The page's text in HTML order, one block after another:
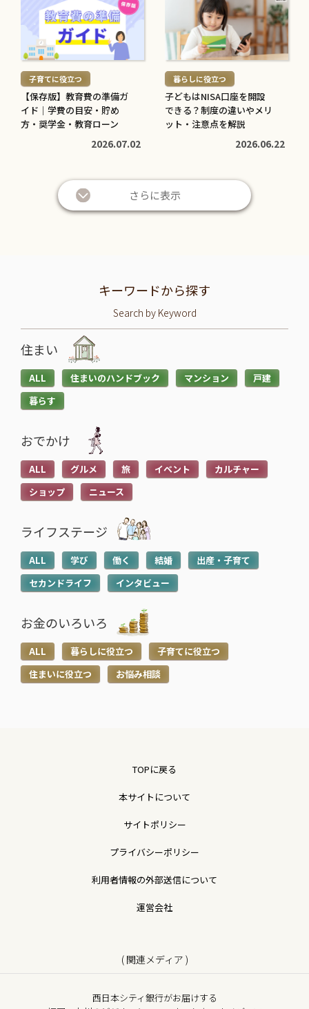
を
読
む
> 子育てに役立つ
【保存版】教育費の準備ガ
イド｜学費の目安・貯め
方・奨学金・教育ローン
2026.07.02
を
読
む
> 暮らしに役立つ
子どもはNISA口座を開設
できる？制度の違いやメリ
ット・注意点を解説
2026.06.22
さらに表示
キーワードから探す
Search by Keyword
住まい
ALL 住まいのハンドブック マンション
戸建
暮らす
おでかけ
ALL グルメ 旅 イベント
カルチャー
ショップ
ニュース
ライフステージ
ALL 学び 働く 結婚
出産・子育て
セカンドライフ
インタビュー
お金のいろいろ
ALL 暮らしに役立つ
子育てに役立つ
住まいに役立つ
お悩み相談
TOPに戻る
本サイトについて
サイトポリシー
プライバシーポリシー
利用者情報の外部送信について
運営会社
( 関連メディア )
西日本シティ銀行がお届けする